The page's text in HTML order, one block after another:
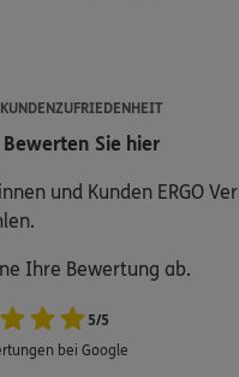
KUNDENZUFRIEDENHEIT
Bewerten Sie hier
und Kunden ERGO
Ihre Bewertung ab.
5/5
bei Google